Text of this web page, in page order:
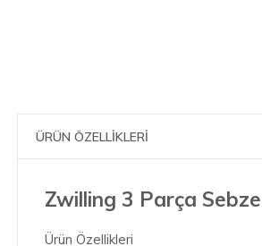
ÜRÜN ÖZELLİKLERİ
Zwilling 3 Parça
Ürün Özellikleri